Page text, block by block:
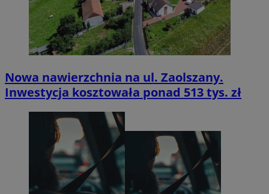
Nowa nawierzchnia na ul. Zaolszany.
Inwestycja kosztowała ponad 513 tys. zł